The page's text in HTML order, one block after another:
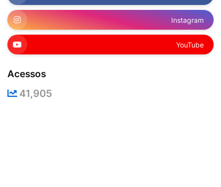
Instagram
YouTube
Acessos
41,905